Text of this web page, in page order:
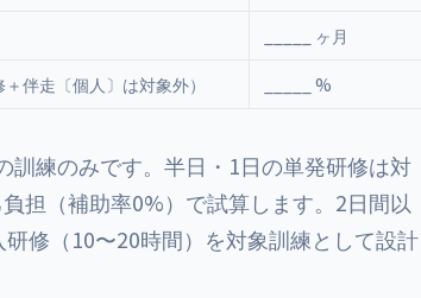
_____ ヶ月
伴走〔個人〕は対象外） _____ %
訓練のみです。半日・1日の単発研修は対
担（補助率0%）で試算します。2日間以
修（10〜20時間）を対象訓練として設計